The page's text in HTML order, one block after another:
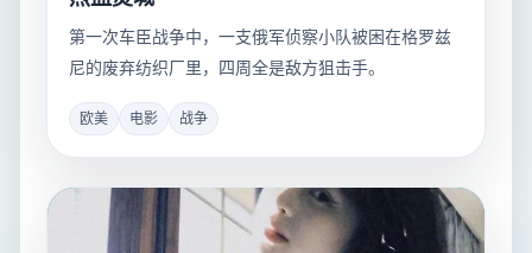
第一次车臣战争中，一支俄军侦察小队被困在格罗兹
尼的废弃纺织厂里，四周全是敌方狙击手。
欧美 电影 战争